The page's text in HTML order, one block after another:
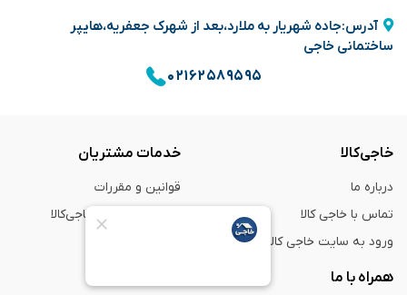
آدرس:جاده شهریار به ملارد،بعد از شهرک جعفریه،هایپر
ساختمانی خاجی
۰۲۱۶۲۵۸۹۵۹۵
خاجی‌کالا
درباره ما
تماس با خاجی کالا
ورود به سایت خاجی‌ کالا
خدمات مشتریان
قوانین و مقررات
راهنمای خرید از خاجی‌کالا
همراه با ما